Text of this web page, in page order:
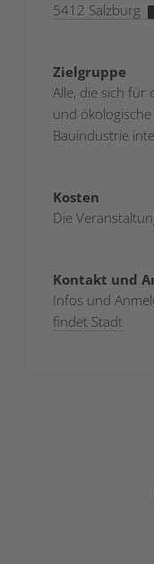
5412 Salzburg
Zielgruppe
Alle, die sich für
und
Bauindustrie
Kosten
Die
Kontakt und
Infos und
findet Stadt